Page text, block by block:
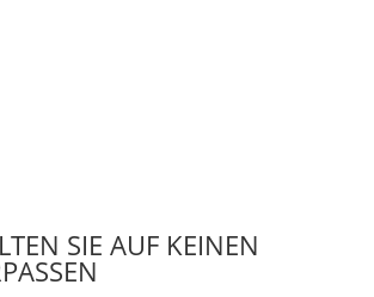
SIE AUF KEINEN